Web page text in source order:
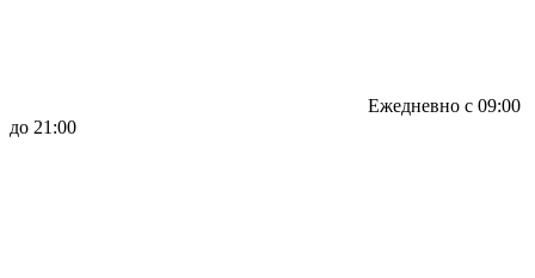
Ежедневно с 09:00
до 21:00